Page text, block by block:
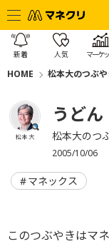
新着 人気 マーケ
HOME 松本大のつぶや
松本 大
うどん
松本大のつ
2005/10/06
マネックス
このつぶやきはマ